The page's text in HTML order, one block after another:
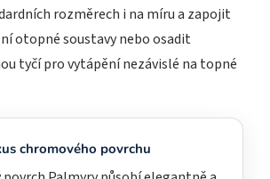
rozměrech i na míru a zapojit
otopné soustavy nebo osadit
tyčí pro vytápění nezávislé na topné
chromového povrchu